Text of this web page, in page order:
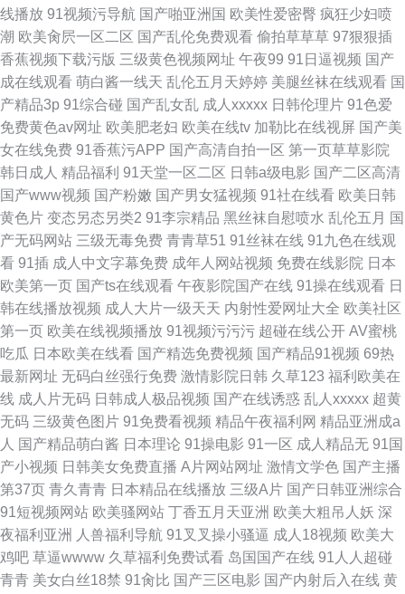
线播放 91视频污导航 国产啪亚洲国 欧美性爱密臀 疯狂少妇喷
潮 欧美肏屄一区二区 国产乱伦免费观看 偷拍草草草 97狠狠插
香蕉视频下载污版 三级黄色视频网址 午夜99 91日逼视频 国产
成在线观看 萌白酱一线天 乱伦五月天婷婷 美腿丝袜在线观看 国
产精品3p 91综合碰 国产乱女乱 成人xxxxx 日韩伦理片 91色爱
免费黄色av网址 欧美肥老妇 欧美在线tv 加勒比在线视屏 国产美
女在线免费 91香蕉污APP 国产高清自拍一区 第一页草草影院
韩日成人 精品福利 91天堂一区二区 日韩a级电影 国产二区高清
国产www视频 国产粉嫩 国产男女猛视频 91社在线看 欧美日韩
黄色片 变态另态另类2 91李宗精品 黑丝袜自慰喷水 乱伦五月 国
产无码网站 三级无毒免费 青青草51 91丝袜在线 91九色在线观
看 91插 成人中文字幕免费 成年人网站视频 免费在线影院 日本
欧美第一页 国产ts在线观看 午夜影院国产在线 91操在线观看 日
韩在线播放视频 成人大片一级天天 内射性爱网址大全 欧美社区
第一页 欧美在线视频播放 91视频污污污 超碰在线公开 AV蜜桃
吃瓜 日本欧美在线看 国产精选免费视频 国产精品91视频 69热
最新网址 无码白丝强行免费 激情影院日韩 久草123 福利欧美在
线 成人片无码 日韩成人极品视频 国产在线诱惑 乱人xxxxx 超黄
无码 三级黄色图片 91免费看视频 精品午夜福利网 精品亚洲成a
人 国产精品萌白酱 日本理论 91操电影 91一区 成人精品无 91国
产小视频 日韩美女免费直播 A片网站网址 激情文学色 国产主播
第37页 青久青青 日本精品在线播放 三级A片 国产日韩亚洲综合
91短视频网站 欧美骚网站 丁香五月天亚洲 欧美大粗吊人妖 深
夜福利亚洲
人兽福利导航 91叉叉操小骚逼 成人18视频 欧美大
鸡吧 草逼wwww 久草福利免费试看 岛国国产在线 91人人超碰
青青 美女白丝18禁 91肏比 国产三区电影 国产内射后入在线 黄